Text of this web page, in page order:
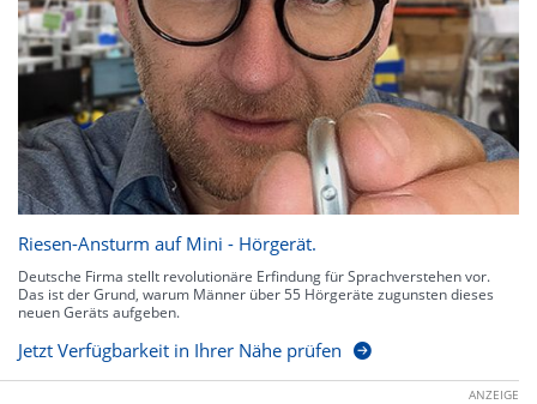
Riesen-Ansturm auf Mini - Hörgerät.
Deutsche Firma stellt revolutionäre Erfindung für Sprachverstehen vor.
Das ist der Grund, warum Männer über 55 Hörgeräte zugunsten dieses
neuen Geräts aufgeben.
Jetzt Verfügbarkeit in Ihrer Nähe prüfen
ANZEIGE